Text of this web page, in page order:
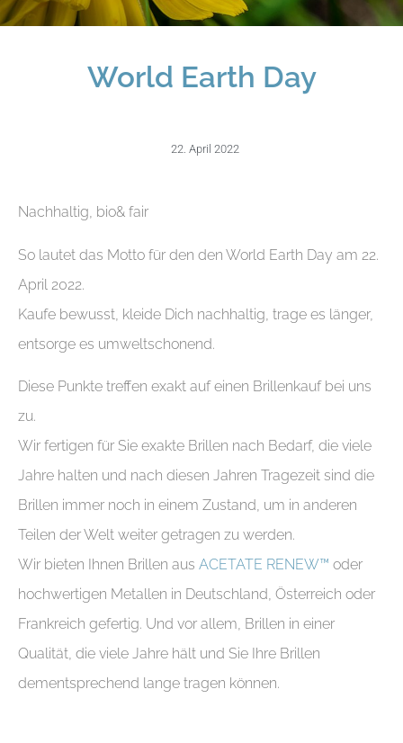
World Earth Day
22. April 2022
Nachhaltig, bio& fair
So lautet das Motto für den den World Earth Day am 22.
April 2022.
Kaufe bewusst, kleide Dich nachhaltig, trage es länger,
entsorge es umweltschonend.
Diese Punkte treffen exakt auf einen Brillenkauf bei uns
zu.
Wir fertigen für Sie exakte Brillen nach Bedarf, die viele
Jahre halten und nach diesen Jahren Tragezeit sind die
Brillen immer noch in einem Zustand, um in anderen
Teilen der Welt weiter getragen zu werden.
Wir bieten Ihnen Brillen aus ACETATE RENEW™ oder
hochwertigen Metallen in Deutschland, Österreich oder
Frankreich gefertig. Und vor allem, Brillen in einer
Qualität, die viele Jahre hält und Sie Ihre Brillen
dementsprechend lange tragen können.